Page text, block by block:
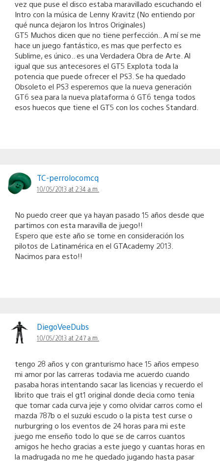
vez que puse el disco estaba maravillado escuchando el
Intro con la música de Lenny Kravitz (No entiendo por
qué nunca dejaron los Intros Originales)
GT5 Muchos dicen que no tiene perfección.. A mí se me
hace un juego fantástico, es mas que perfecto es
Sublime, es único.. es una Verdadera Obra de Arte. Al
igual que sus antecesores el GT5 Explota toda la
potencia que puede ofrecer el PS3. Se ha quedado
Obsoleto el PS3 esperemos que la nueva generación
GT6 sea para la nueva plataforma ó GT6 tenga todos
esos huecos que tiene el GT5 con los coches Standard.
TC-perrolocomcq
10/05/2013 at 2:34 a.m.
No puedo creer que ya hayan pasado 15 años desde que
partimos con esta maravilla de juego!!
Espero que este año se tome en consideración los
pilotos de Latinamérica en el GTAcademy 2013.
Nacimos para esto!!
DiegoVeeDubs
10/05/2013 at 2:47 a.m.
tengo 28 años y con granturismo hace 15 años empeso
mi amor por las carreras todavia me acuerdo cuando
pasaba horas intentando sacar las licencias y recuerdo el
librito que trais el gt1 original donde decia como tenia
que tomar cada curva jeje y como olvidar carros como el
mazda 787b o el suzuki escudo o la pista test curse o
nurburgring o los eventos de 24 horas para mi este
juego me enseño todo lo que se de carros cuantos
amigos he hecho gracias a este juego y cuantas horas en
la madrugada no me he quedado jugando hasta pasar